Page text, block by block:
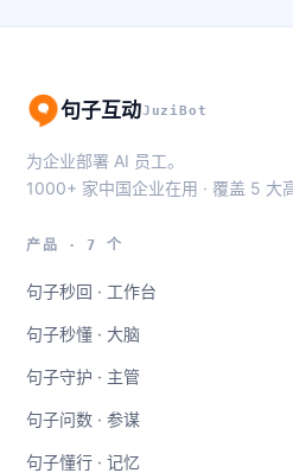
句子互动JuziBot
为企业部署 AI 员工。
1000+ 家中国企业在用 · 覆盖 5 大
产品 · 7 个
句子秒回 · 工作台
句子秒懂 · 大脑
句子守护 · 主管
句子问数 · 参谋
句子懂行 · 记忆